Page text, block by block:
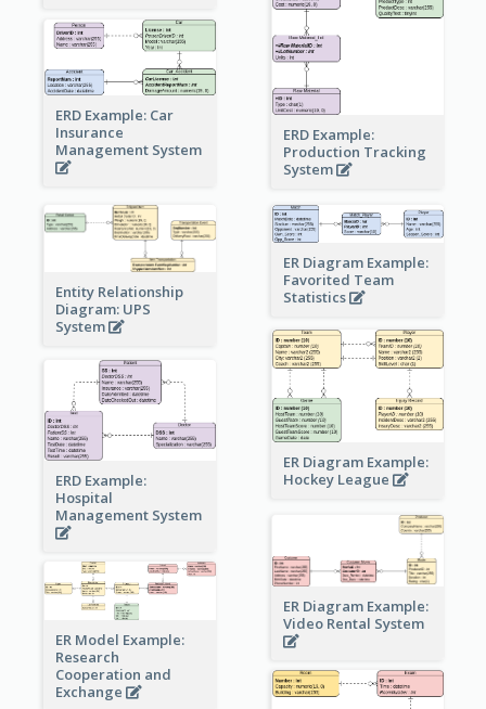
ERD Example:
Production Tracking
System
ERD Example: Car
Insurance
Management System
Entity Relationship
Diagram: UPS
System
ER Diagram Example:
Favorited Team
Statistics
ER Diagram Example:
Hockey League
ERD Example:
Hospital
Management System
ER Diagram Example:
Video Rental System
ER Model Example:
Research
Cooperation and
Exchange